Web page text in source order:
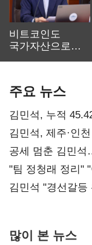
비트코인도
국가자산으로…'
주요 뉴스
김민석, 누적
0.86%p(2보)
김민석, 제주·인
공세 멈춘 김민
"팀 정청래 정리"
다툼 격화
김민석 "경선갈
많이 본 뉴스